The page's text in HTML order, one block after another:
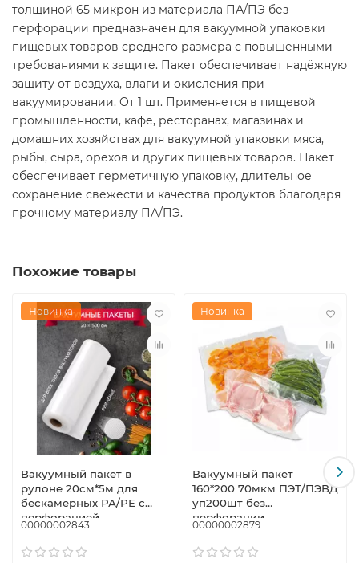
толщиной 65 микрон из материала ПА/ПЭ без
перфорации предназначен для вакуумной упаковки
пищевых товаров среднего размера с повышенными
требованиями к защите. Пакет обеспечивает надёжную
защиту от воздуха, влаги и окисления при
вакуумировании. От 1 шт. Применяется в пищевой
промышленности, кафе, ресторанах, магазинах и
домашних хозяйствах для вакуумной упаковки мяса,
рыбы, сыра, орехов и других пищевых товаров. Пакет
обеспечивает герметичную упаковку, длительное
сохранение свежести и качества продуктов благодаря
прочному материалу ПА/ПЭ.
Похожие товары
Новинка
Вакуумный пакет в
рулоне 20см*5м для
бескамерных РА/РЕ с
перфорацией
00000002843
Новинка
Вакуумный пакет
160*200 70мкм ПЭТ/ПЭВД
уп200шт без
перфорации
00000002879